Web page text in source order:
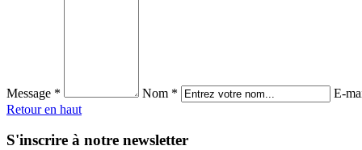
Message * Nom *
E-
Retour en haut
S'inscrire à notre newsletter